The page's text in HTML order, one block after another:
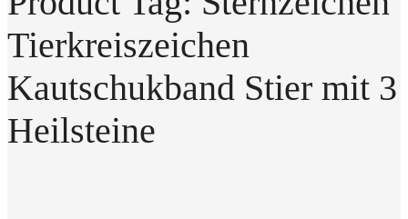
Tierkreiszeichen
Kautschukband Stier mit 3
Heilsteine